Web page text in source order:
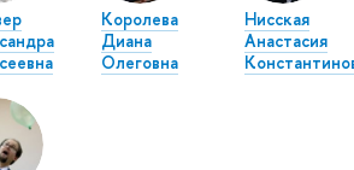
Королева
Диана
Олеговна
Нисская
Анастасия